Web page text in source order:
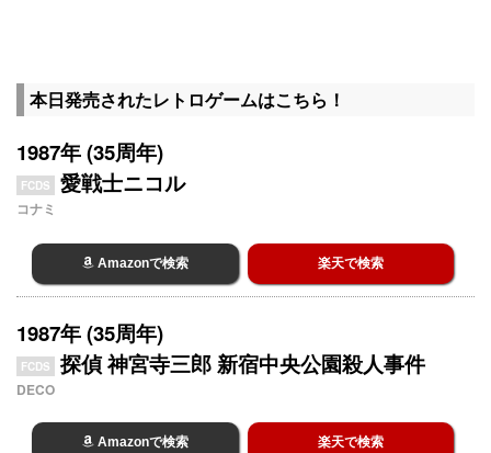
本日発売されたレトロゲームはこちら！
1987年 (35周年)
FCDS 愛戦士ニコル
コナミ
Amazonで検索 楽天で検索
1987年 (35周年)
FCDS 探偵 神宮寺三郎 新宿中央公園殺人事件
DECO
Amazonで検索 楽天で検索